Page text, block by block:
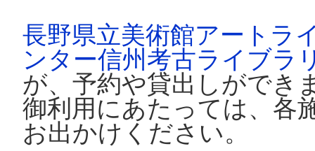
長野県立美術館アートラ
ンター信州考古ライブラ
が、予約や貸出しができ
御利用にあたっては、各
お出かけください。